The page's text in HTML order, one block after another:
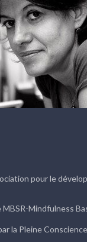
pour le
Mindfulness
la Pleine Conscience